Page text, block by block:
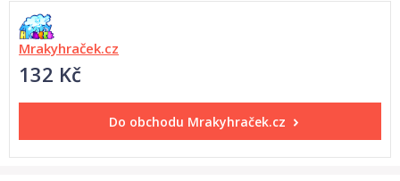
Mrakyhraček.cz
132 Kč
Do obchodu Mrakyhraček.cz